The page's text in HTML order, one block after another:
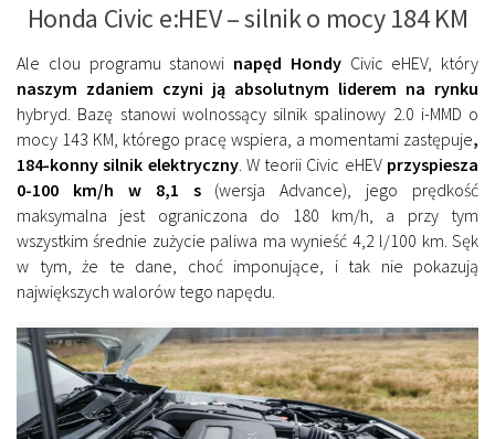
Honda Civic e:HEV – silnik o mocy 184 KM
Ale clou programu stanowi napęd HondyCivic eHEV, który
naszym zdaniem czyni ją absolutnym liderem na rynku
hybryd. Bazę stanowi wolnossący silnik spalinowy 2.0 i-MMD o
mocy 143 KM, którego pracę wspiera, a momentami zastępuje,
184-konny silnik elektryczny. W teorii Civic eHEV przyspiesza
0-100 km/h w 8,1 s(wersja Advance), jego prędkość
maksymalna jest ograniczona do 180 km/h, a przy tym
wszystkim średnie zużycie paliwa ma wynieść 4,2 l/100 km. Sęk
w tym, że te dane, choć imponujące, i tak nie pokazują
największych walorów tego napędu.